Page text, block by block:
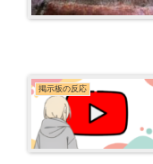
掲示板の反応